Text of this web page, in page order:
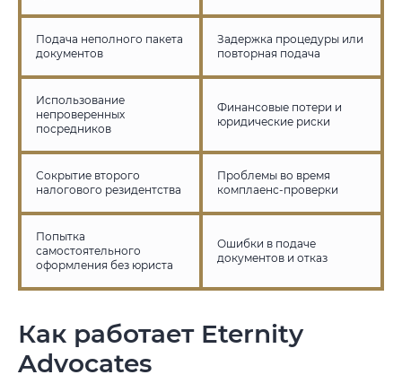
Подача неполного пакета
документов
Задержка процедуры или
повторная подача
Использование
непроверенных
посредников
Финансовые потери и
юридические риски
Сокрытие второго
налогового резидентства
Проблемы во время
комплаенс-проверки
Попытка
самостоятельного
оформления без юриста
Ошибки в подаче
документов и отказ
Как работает Eternity
Advocates